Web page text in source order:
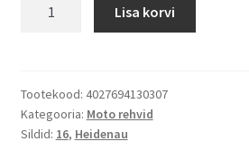
(OMR)
140/90
B
Lisa korvi
Tootekood: 4027694130307
Kategooria: Moto rehvid
Sildid: 16, Heidenau